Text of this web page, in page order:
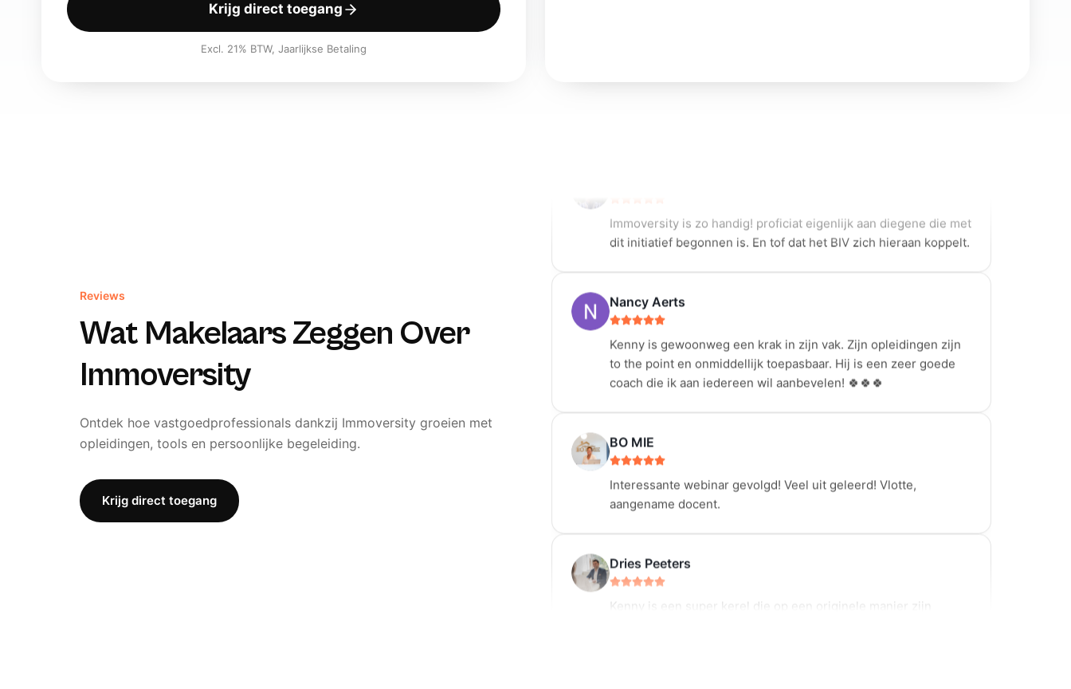
Krijg direct toegang
Excl. 21% BTW, Jaarlijkse Betaling
Reviews
Wat Makelaars Zeggen Over
Immoversity
Ontdek hoe vastgoedprofessionals dankzij Immoversity groeien met
opleidingen, tools en persoonlijke begeleiding.
Krijg direct toegang
Kenny is gewoonweg een krak in zijn vak. Zijn opleidingen zijn
to the point en onmiddellijk toepasbaar. Hij is een zeer goede
coach die ik aan iedereen wil aanbevelen! 🍀🍀🍀
Interessante webinar gevolgd! Veel uit geleerd! Vlotte,
aangename docent.
Kenny is een super kerel die op een originele manier zijn
kennis en ervaring overbrengt op zijn "broers en zussen" ;-). Ik
kan de opleidingen van Immoversity alleen maar aanbevelen